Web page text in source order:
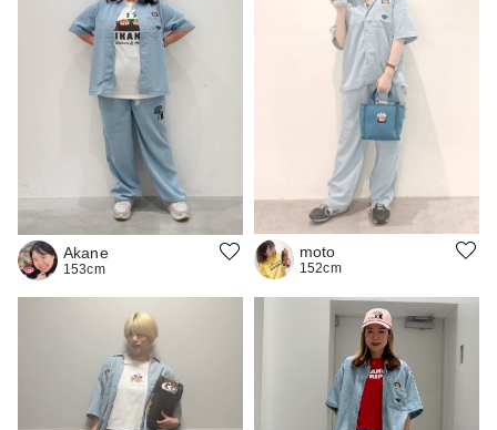
Akane
153cm
moto
152cm